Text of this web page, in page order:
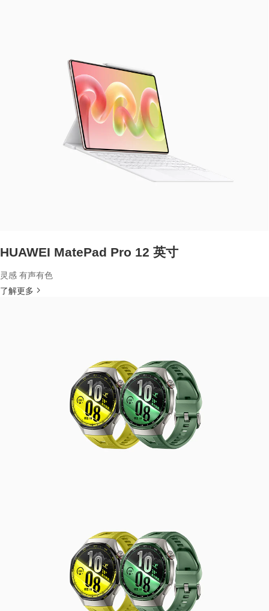
HUAWEI MatePad Pro 12 英寸
灵感 有声有色
了解更多